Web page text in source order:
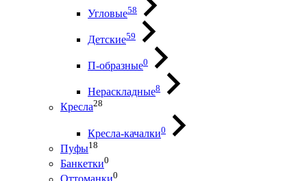
Угловые58
Детские59
П-образные0
Нераскладные8
Кресла28
Кресла-качалки0
Пуфы18
Банкетки0
0